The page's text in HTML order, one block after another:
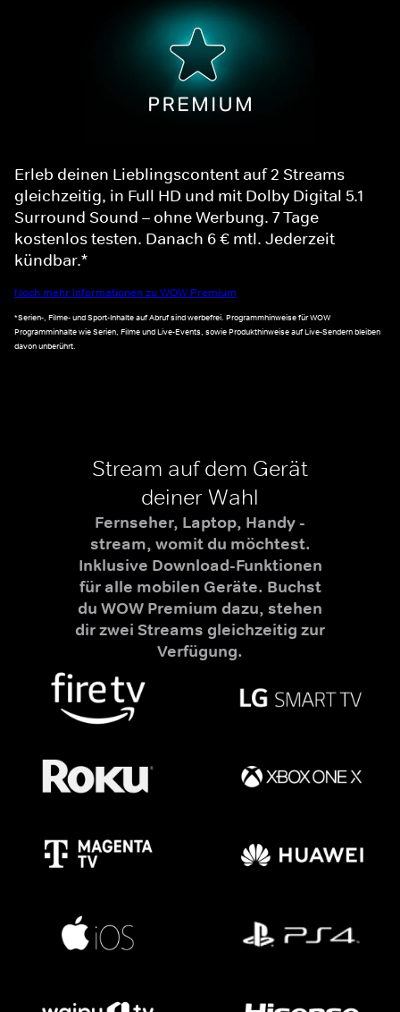
Erleb deinen Lieblingscontent auf 2 Streams
gleichzeitig, in Full HD und mit Dolby Digital 5.1
Surround Sound – ohne Werbung. 7 Tage
kostenlos testen. Danach 6 € mtl. Jederzeit
kündbar.*
Noch mehr Informationen zu WOW Premium
*Serien-, Filme- und Sport-Inhalte auf Abruf sind werbefrei. Programmhinweise für WOW
Programminhalte wie Serien, Filme und Live-Events, sowie Produkthinweise auf Live-Sendern bleiben
davon unberührt.
Stream auf dem Gerät
deiner Wahl
Fernseher, Laptop, Handy -
stream, womit du möchtest.
Inklusive Download-Funktionen
für alle mobilen Geräte. Buchst
du WOW Premium dazu, stehen
dir zwei Streams gleichzeitig zur
Verfügung.